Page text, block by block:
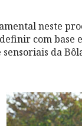
neste
com
da